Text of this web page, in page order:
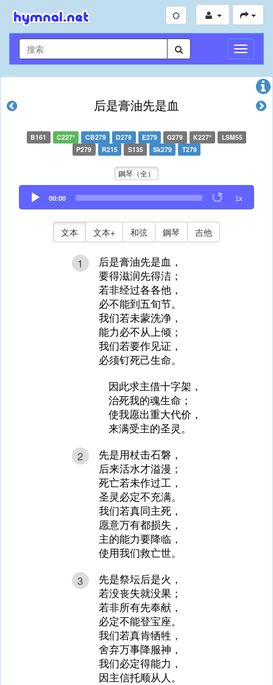
切
換
導
后是膏油先是血
B161 C227* CB279 D279 E279 G279 K227*
LSM55
P279
R215 S135 Sk279 T279
鋼琴（全）
Audio
Player
00:00 1x
文本 文本+ 和弦 鋼琴 吉他
1
后是膏油先是血，
要得滋润先得洁；
若非经过各各他，
必不能到五旬节。
我们若未蒙洗净，
能力必不从上倾；
我们若要作见证，
必须钉死己生命。
因此求主借十字架，
治死我的魂生命；
使我愿出重大代价，
来满受主的圣灵。
2
先是用杖击石磐，
后来活水才溢漫；
死亡若未作过工，
圣灵必定不充满。
我们若真同主死，
愿意万有都损失，
主的能力要降临，
使用我们救亡世。
3
先是祭坛后是火，
若没丧失就没果；
若非所有先奉献，
必定不能登宝座。
我们若真肯牺牲，
舍弃万事降服神，
我们必定得能力，
因主信托顺从人。